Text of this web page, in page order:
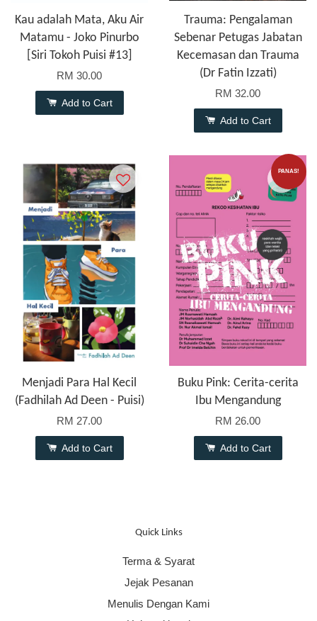
Kau adalah Mata, Aku Air
Matamu - Joko Pinurbo
[Siri Tokoh Puisi #13]
RM 30.00
Add to Cart
Trauma: Pengalaman
Sebenar Petugas Jabatan
Kecemasan dan Trauma
(Dr Fatin Izzati)
RM 32.00
Add to Cart
Menjadi Para Hal Kecil
(Fadhilah Ad Deen - Puisi)
RM 27.00
Add to Cart
PANAS!
Buku Pink: Cerita-cerita
Ibu Mengandung
RM 26.00
Add to Cart
Quick Links
Terma & Syarat
Jejak Pesanan
Menulis Dengan Kami